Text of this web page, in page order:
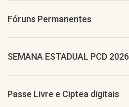
Fóruns Permanentes
SEMANA ESTADUAL PCD 2026
Passe Livre e Ciptea digitais